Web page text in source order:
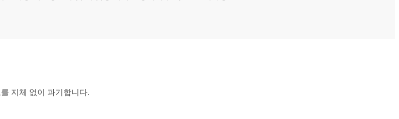
지체 없이 파기합니다.